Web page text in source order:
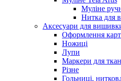
Муліне
Нитка для
Аксесуари для
Оформлення
Ножиці
Лупи
Маркери для
Різне
Гольниці,